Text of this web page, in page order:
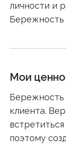
личности и
Бережность
Мои
Бережность
клиента.
поэтому